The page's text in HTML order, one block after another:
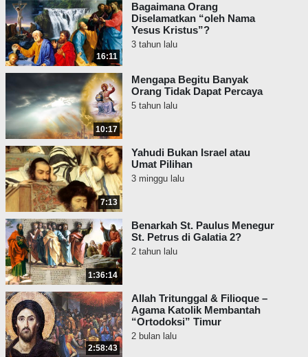
16:11
Bagaimana Orang
Diselamatkan “oleh Nama
Yesus Kristus”?
3 tahun lalu
10:17
Mengapa Begitu Banyak
Orang Tidak Dapat Percaya
5 tahun lalu
7:13
Yahudi Bukan Israel atau
Umat Pilihan
3 minggu lalu
1:36:14
Benarkah St. Paulus Menegur
St. Petrus di Galatia 2?
2 tahun lalu
2:58:43
Allah Tritunggal & Filioque –
Agama Katolik Membantah
“Ortodoksi” Timur
2 bulan lalu